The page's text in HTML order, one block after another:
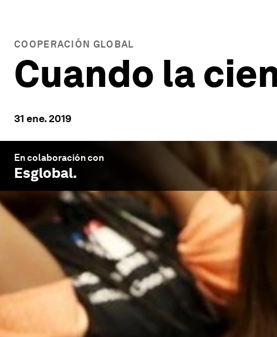
COOPERACIÓN GLOBAL
Cuando la
31 ene. 2019
En colaboración con
Esglobal.